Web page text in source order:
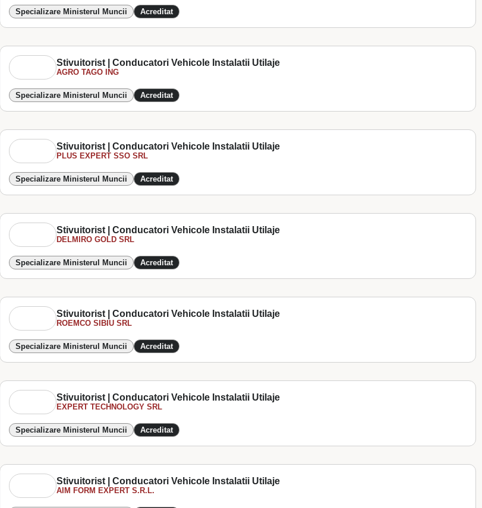
Specializare Ministerul Muncii Acreditat
Stivuitorist | Conducatori Vehicole Instalatii Utilaje
AGRO TAGO ING
Specializare Ministerul Muncii Acreditat
Stivuitorist | Conducatori Vehicole Instalatii Utilaje
PLUS EXPERT SSO SRL
Specializare Ministerul Muncii Acreditat
Stivuitorist | Conducatori Vehicole Instalatii Utilaje
DELMIRO GOLD SRL
Specializare Ministerul Muncii Acreditat
Stivuitorist | Conducatori Vehicole Instalatii Utilaje
ROEMCO SIBIU SRL
Specializare Ministerul Muncii Acreditat
Stivuitorist | Conducatori Vehicole Instalatii Utilaje
EXPERT TECHNOLOGY SRL
Specializare Ministerul Muncii Acreditat
Stivuitorist | Conducatori Vehicole Instalatii Utilaje
AIM FORM EXPERT S.R.L.